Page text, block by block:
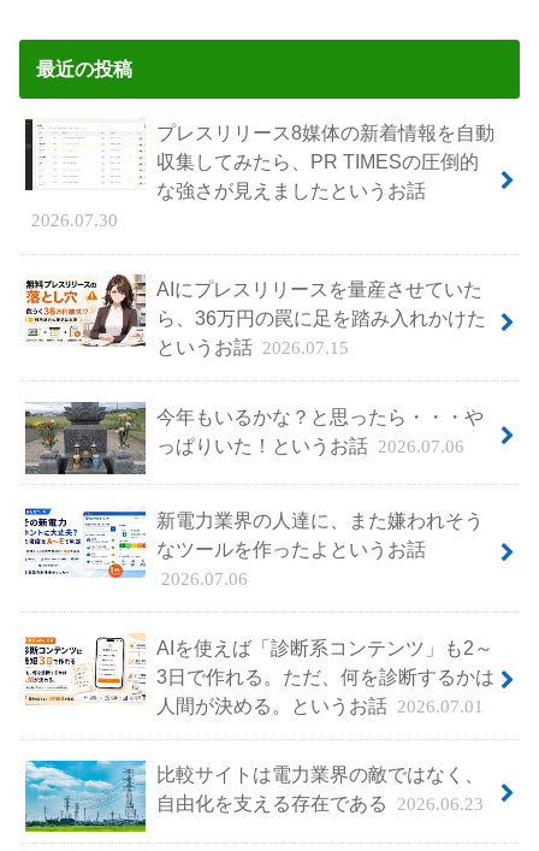
最近の投稿
プレスリリース8媒体の新着情報を自動
収集してみたら、PR TIMESの圧倒的
な強さが見えましたというお話
2026.07.30
AIにプレスリリースを量産させていた
ら、36万円の罠に足を踏み入れかけた
というお話 2026.07.15
今年もいるかな？と思ったら・・・や
っぱりいた！というお話 2026.07.06
新電力業界の人達に、また嫌われそう
なツールを作ったよというお話
2026.07.06
AIを使えば「診断系コンテンツ」も2～
3日で作れる。ただ、何を診断するかは
人間が決める。というお話 2026.07.01
比較サイトは電力業界の敵ではなく、
自由化を支える存在である
2026.06.23